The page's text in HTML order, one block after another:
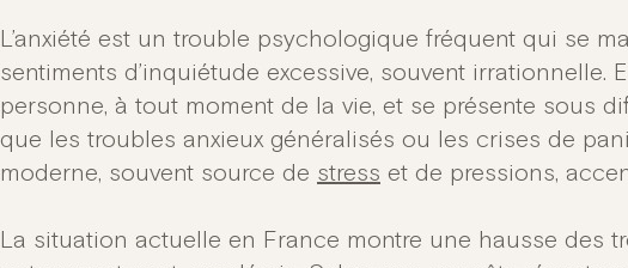
L’anxiété est un trouble psychologique fréquent qui se
sentiments d’inquiétude excessive, souvent irrationnelle.
personne, à tout moment de la vie, et se présente sous
que les troubles anxieux généralisés ou les crises de
moderne, souvent source de stress et de pressions,
La situation actuelle en France montre une hausse des